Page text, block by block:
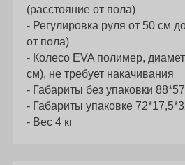
(расстояние от пола)
- Регулировка руля от 50 см
от пола)
- Колесо EVA полимер,
см), не требует накачивания
- Габариты без упаковки
- Габариты упаковке
- Вес 4 кг